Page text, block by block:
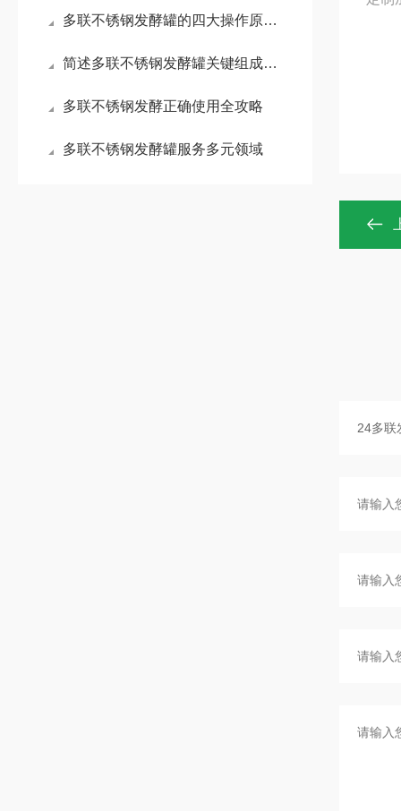
多联不锈钢发酵罐的四大操作原则分享
简述多联不锈钢发酵罐关键组成部件的功能特点
多联不锈钢发酵正确使用全攻略
多联不锈钢发酵罐服务多元领域